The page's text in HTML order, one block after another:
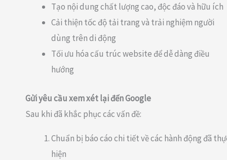
Tạo nội dung chất lượng cao, độc đáo và hữu ích
Cải thiện tốc độ tải trang và trải nghiệm người
dùng trên di động
Tối ưu hóa cấu trúc website để dễ dàng điều
hướng
Gửi yêu cầu xem xét lại đến Google
Sau khi đã khắc phục các vấn đề:
Chuẩn bị báo cáo chi tiết về các hành động đã
hiện